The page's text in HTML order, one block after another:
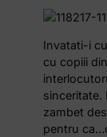
Invatati-i
cu copiii
sinceritate.
zambet
pentru